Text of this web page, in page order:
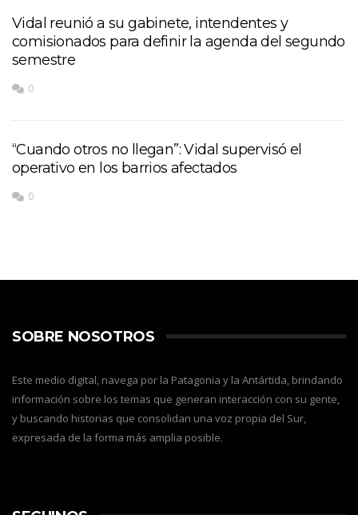
Vidal reunió a su gabinete, intendentes y
comisionados para definir la agenda del segundo
semestre
0
“Cuando otros no llegan”: Vidal supervisó el
operativo en los barrios afectados
0
SOBRE NOSOTROS
Este medio digital, navega por la Patagonia y la Antártida, brindando
información sobre los temas que generan interacción con su gente,
y buscando historias que consolidan una voz propia del Sur,
expresada de la forma más amplia posible.